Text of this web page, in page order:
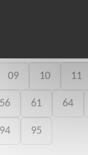
09 10 11
56 61 64
94 95